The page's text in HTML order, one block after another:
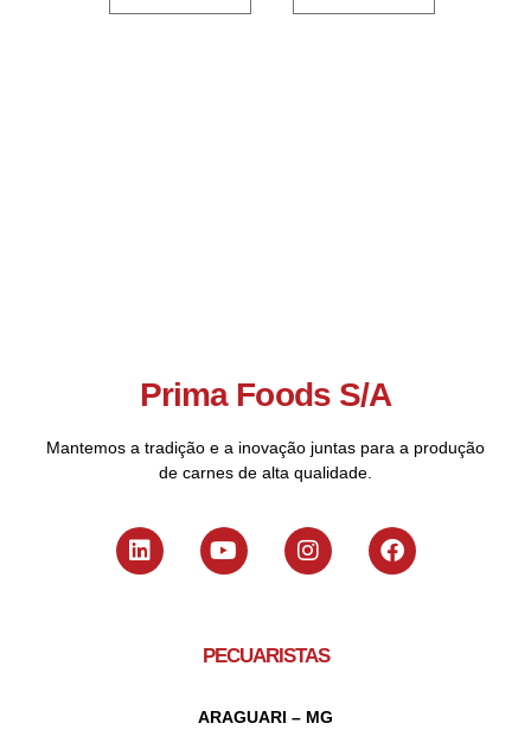
Prima Foods S/A
Mantemos a tradição e a inovação juntas para a produção
de carnes de alta qualidade.
PECUARISTAS
ARAGUARI – MG